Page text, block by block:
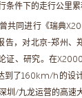
件下的走行公里累
共同进行《瑞典
告，对北京-郑州、
、研究。在
到了160km/h的设
圳/九龙运营的高速